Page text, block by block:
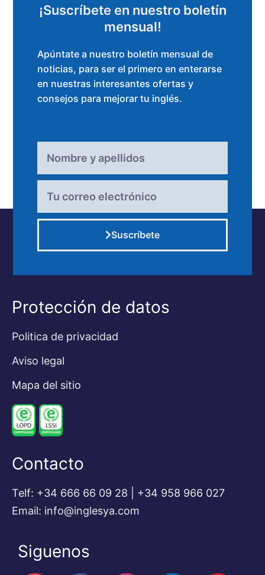
¡Suscríbete en nuestro boletín
mensual!
Apúntate a nuestro boletín mensual de
noticias, para ser el primero en enterarse
en nuestras interesantes ofertas y
consejos para mejorar tu inglés.
Suscríbete
Protección de datos
Politica de privacidad
Aviso legal
Mapa del sitio
Contacto
Telf: +34 666 66 09 28 | +34 958 966 027
Email: info@inglesya.com
Siguenos